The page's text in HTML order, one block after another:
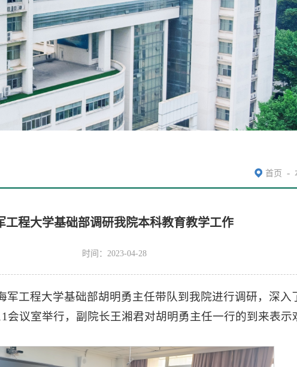
首页 -
工程大学基础部调研我院本科教育教学工作
时间：2023-04-28
军工程大学基础部胡明勇主任带队到我院进行调研，深入
会议室举行，副院长王湘君对胡明勇主任一行的到来表示